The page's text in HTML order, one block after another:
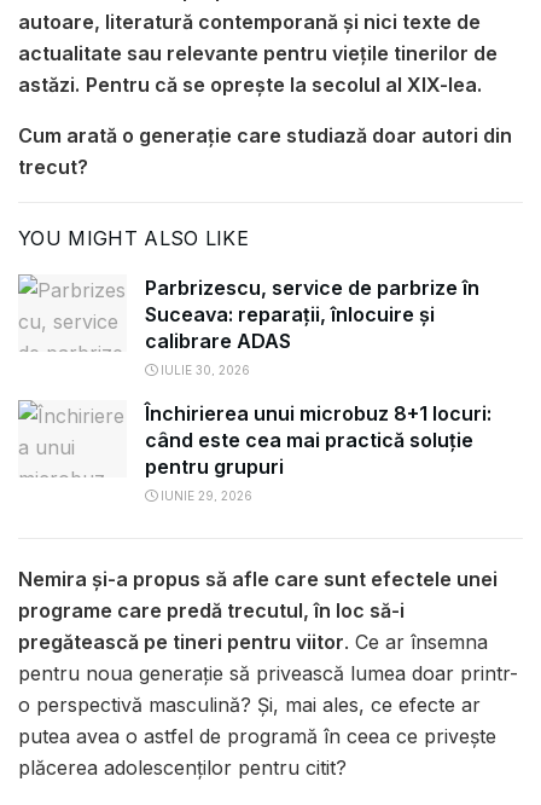
autoare, literatură contemporană și nici texte de
actualitate sau relevante pentru viețile tinerilor de
astăzi. Pentru că se oprește la secolul al XIX-lea.
Cum arată o generație care studiază doar autori din
trecut?
YOU MIGHT ALSO LIKE
Parbrizescu, service de parbrize în
Suceava: reparații, înlocuire și
calibrare ADAS
IULIE 30, 2026
Închirierea unui microbuz 8+1 locuri:
când este cea mai practică soluție
pentru grupuri
IUNIE 29, 2026
Nemira și-a propus să afle care sunt efectele unei
programe care predă trecutul, în loc să-i
pregătească pe tineri pentru viitor. Ce ar însemna
pentru noua generație să privească lumea doar printr-
o perspectivă masculină? Și, mai ales, ce efecte ar
putea avea o astfel de programă în ceea ce privește
plăcerea adolescenților pentru citit?